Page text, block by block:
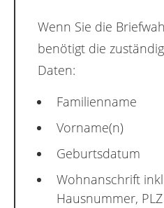
Wenn Sie die
benötigt die
Daten:
Familienname
Vorname(n)
Geburtsdatum
Wohnanschrift
Hausnummer,